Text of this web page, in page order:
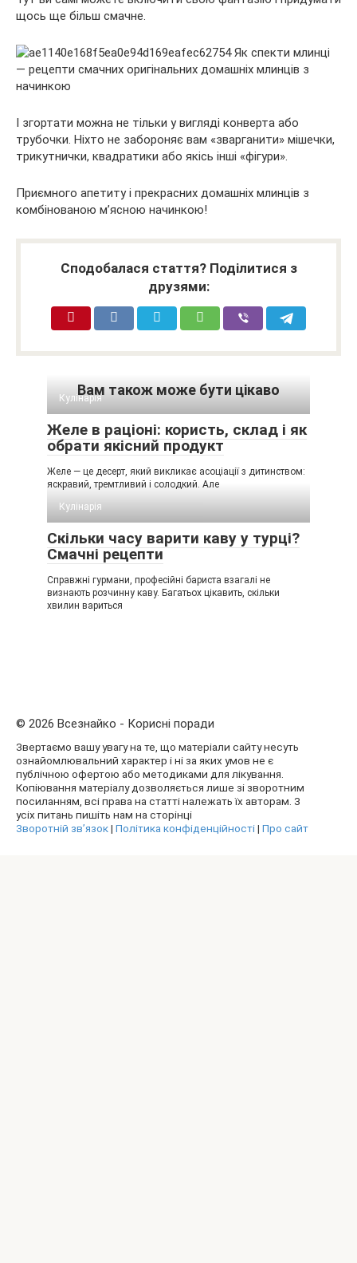
щось ще більш смачне.
І згортати можна не тільки у вигляді конверта або
трубочки. Ніхто не забороняє вам «зварганити» мішечки,
трикутнички, квадратики або якісь інші «фігури».
Приємного апетиту і прекрасних домашніх млинців з
комбінованою м’ясною начинкою!
Сподобалася стаття? Поділитися з
друзями:
Вам також може бути цікаво
Кулінарія
Желе в раціоні: користь, склад і як
обрати якісний продукт
Желе — це десерт, який викликає асоціації з дитинством:
яскравий, тремтливий і солодкий. Але
Кулінарія
Скільки часу варити каву у турці?
Смачні рецепти
Справжні гурмани, професійні бариста взагалі не
визнають розчинну каву. Багатьох цікавить, скільки
хвилин вариться
© 2026 Всезнайко - Корисні поради
Звертаємо вашу увагу на те, що матеріали сайту несуть
ознайомлювальний характер і ні за яких умов не є
публічною офертою або методиками для лікування.
Копіювання матеріалу дозволяється лише зі зворотним
посиланням, всі права на статті належать їх авторам. З
усіх питань пишіть нам на сторінці
Зворотній зв’язок| Політика конфіденційності| Про сайт